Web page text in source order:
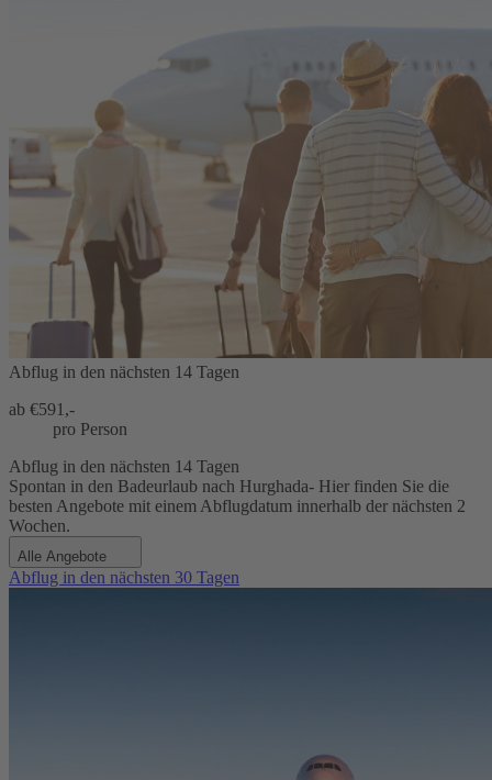
Abflug in den nächsten 14 Tagen
ab €591,-
pro Person
Abflug in den nächsten 14 Tagen
Spontan in den Badeurlaub nach Hurghada- Hier finden Sie die
besten Angebote mit einem Abflugdatum innerhalb der nächsten 2
Wochen.
Alle Angebote
Abflug in den nächsten 30 Tagen